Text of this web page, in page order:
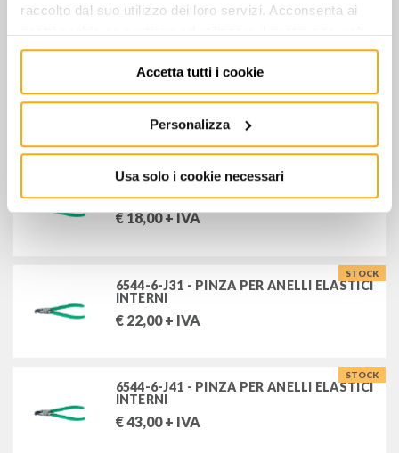
raccolto dal suo utilizzo dei loro servizi. Acconsenta ai
nostri cookie se continua ad utilizzare il nostro sito web.
Accetta tutti i cookie
Personalizza
Usa solo i cookie necessari
€49,00+ IVA
6544-6-J11 - PINZA PER ANELLI ELASTICI
INTERNI
17,00
6544-6-J21 - PINZA PER ANELLI ELASTICI
INTERNI
€18,00+ IVA
STOCK
6544-6-J31 - PINZA PER ANELLI ELASTICI
INTERNI
€ 22,00+ IVA
STOCK
6544-6-J41 - PINZA PER ANELLI ELASTICI
INTERNI
€43,00+ IVA